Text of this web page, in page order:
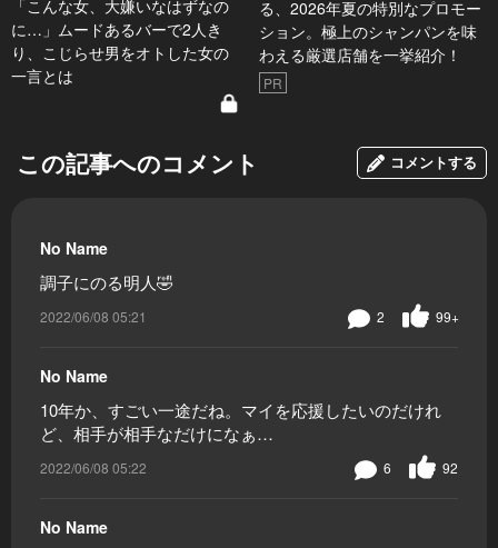
「こんな女、大嫌いなはずなの
に…」ムードあるバーで2人き
り、こじらせ男をオトした女の
一言とは
る、2026年夏の特別なプロモー
ション。極上のシャンパンを味
わえる厳選店舗を一挙紹介！
PR
この記事へのコメント コメントする
No Name
調子にのる明人🤣
2022/06/08 05:21 99+
2
No Name
10年か、すごい一途だね。マイを応援したいのだけれ
ど、相手が相手なだけになぁ…
2022/06/08 05:22 92
6
No Name